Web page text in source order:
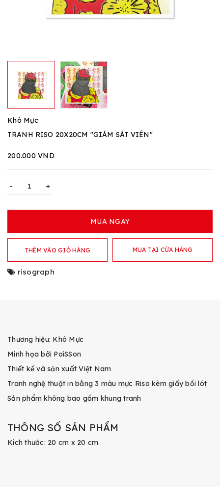
Khô Mực
TRANH RISO 20X20CM "GIÁM SÁT VIÊN"
200.000 VND
- +
MUA NGAY
THÊM VÀO GIỎ HÀNG MUA TẠI CỬA HÀNG
risograph
Thương hiệu: Khô Mực
Minh họa bởi PoiSSon
Thiết kế và sản xuất Việt Nam
Tranh nghệ thuật in bằng 3 màu mực Riso kèm giấy bồi lót
Sản phẩm không bao gồm khung tranh
THÔNG SỐ SẢN PHẨM
Kích thước: 20 cm x 20 cm